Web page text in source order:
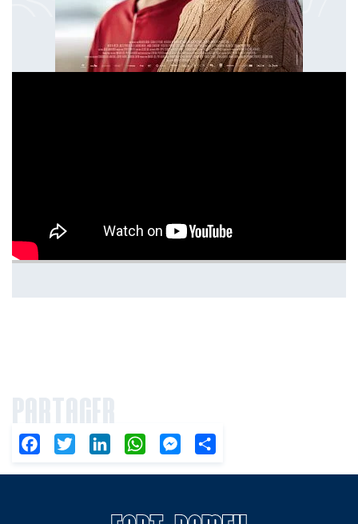
PARTAGER
FacebookTwitter LinkedIn WhatsAppMessenger